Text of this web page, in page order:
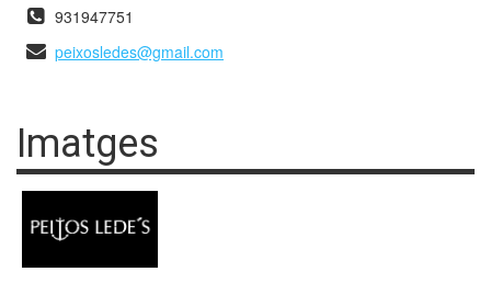
931947751
peixosledes@gmail.com
Imatges